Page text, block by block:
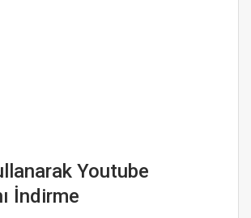
Youtube
İndirme